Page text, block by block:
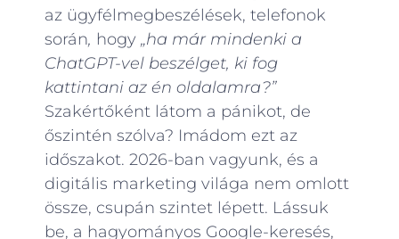
az ügyfélmegbeszélések, telefonok
során, hogy „ha már mindenki a
ChatGPT-vel beszélget, ki fog
kattintani az én oldalamra?”
Szakértőként látom a pánikot, de
őszintén szólva? Imádom ezt az
időszakot. 2026-ban vagyunk, és a
digitális marketing világa nem omlott
össze, csupán szintet lépett. Lássuk
be, a hagyományos Google-keresés,